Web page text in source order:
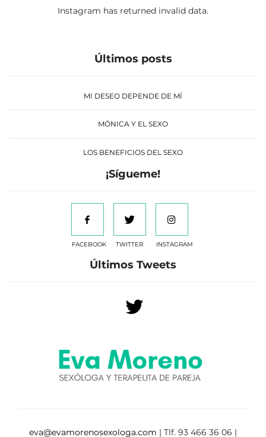
Instagram has returned invalid data.
Últimos posts
MI DESEO DEPENDE DE MÍ
MÓNICA Y EL SEXO
LOS BENEFICIOS DEL SEXO
¡Sígueme!
FACEBOOK TWITTER INSTAGRAM
Últimos Tweets
eva@evamorenosexologa.com | Tlf. 93 466 36 06 |